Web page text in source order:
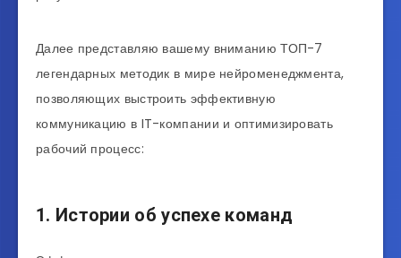
Далее представляю вашему вниманию ТОП-7
легендарных методик в мире нейроменеджмента,
позволяющих выстроить эффективную
коммуникацию в IT-компании и оптимизировать
рабочий процесс:
1. Истории об успехе команд